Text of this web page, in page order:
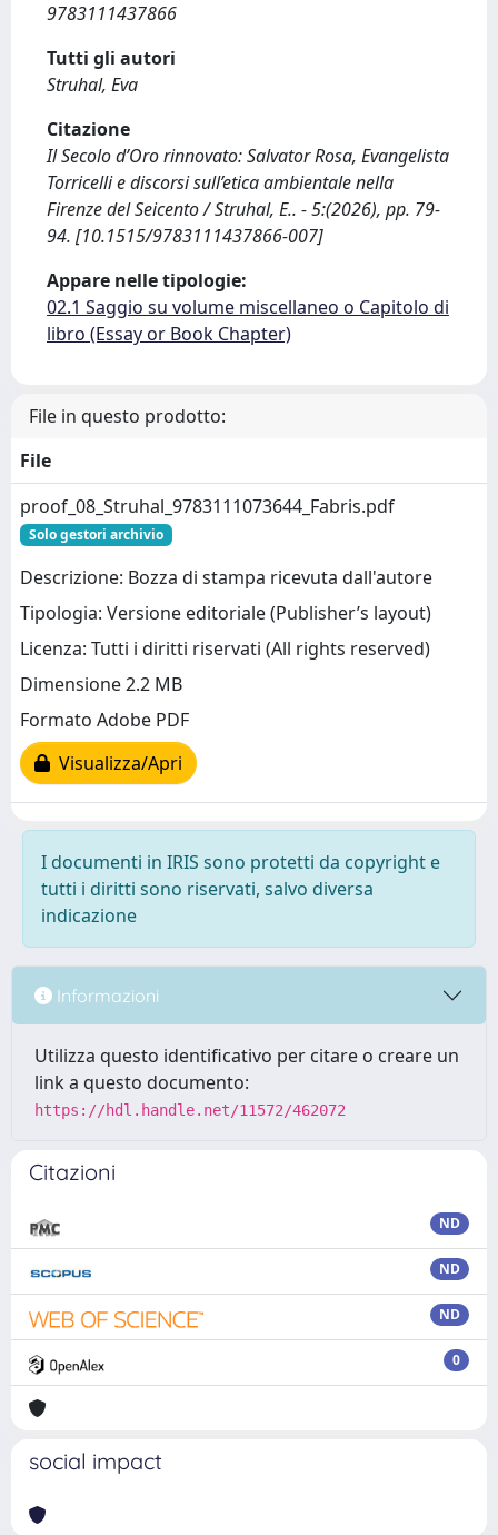
9783111437866
Tutti gli autori
Struhal, Eva
Citazione
Il Secolo d’Oro rinnovato: Salvator Rosa, Evangelista
Torricelli e discorsi sull’etica ambientale nella
Firenze del Seicento / Struhal, E.. - 5:(2026), pp. 79-
94. [10.1515/9783111437866-007]
Appare nelle tipologie:
02.1 Saggio su volume miscellaneo o Capitolo di
libro (Essay or Book Chapter)
File in questo prodotto:
File
proof_08_Struhal_9783111073644_Fabris.pdf
Solo gestori archivio
Descrizione: Bozza di stampa ricevuta dall'autore
Tipologia: Versione editoriale (Publisher’s layout)
Licenza: Tutti i diritti riservati (All rights reserved)
Dimensione 2.2 MB
Formato Adobe PDF
Visualizza/Apri
I documenti in IRIS sono protetti da copyright e
tutti i diritti sono riservati, salvo diversa
indicazione
Informazioni
Utilizza questo identificativo per citare o creare un
link a questo documento:
https://hdl.handle.net/11572/462072
Citazioni
ND
ND
ND
0
social impact